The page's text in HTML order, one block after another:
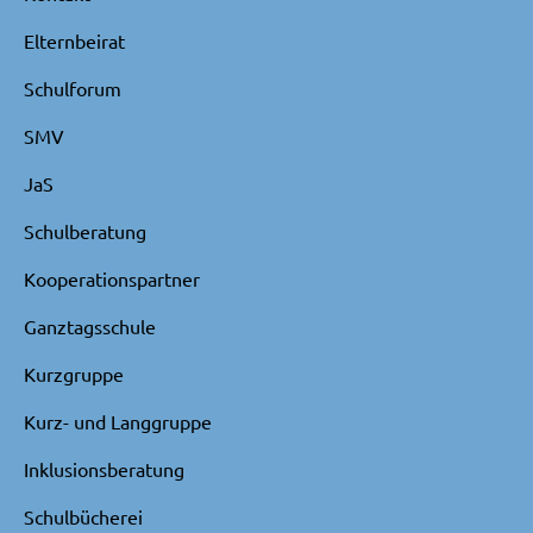
Elternbeirat
Schulforum
SMV
JaS
Schulberatung
Kooperationspartner
Ganztagsschule
Kurzgruppe
Kurz- und Langgruppe
Inklusionsberatung
Schulbücherei